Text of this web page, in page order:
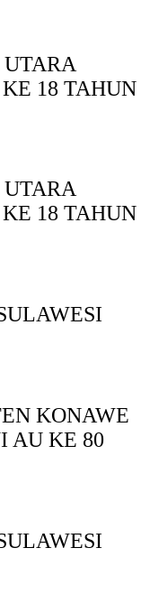
18 TAHUN
18 TAHUN
KONAWE
AU KE 80